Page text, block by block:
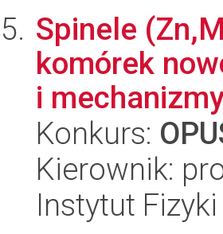
Spinele
komórek
i
Konkurs:
Kierownik:
Instytut Fizyki